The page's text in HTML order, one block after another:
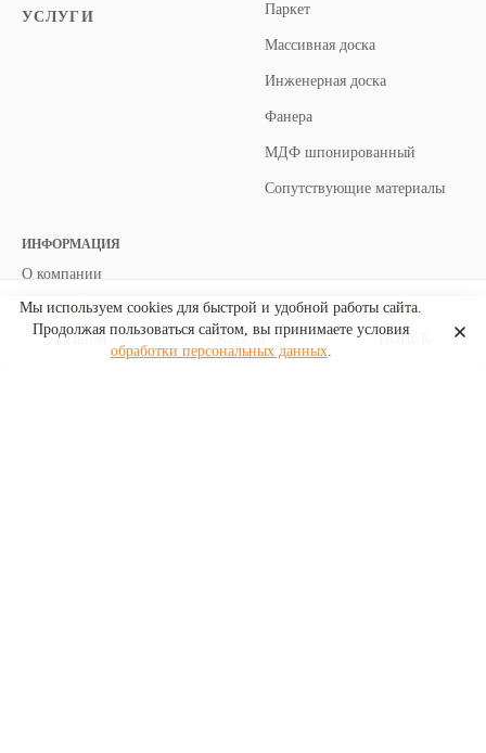
УСЛУГИ Паркет
Массивная доска
Инженерная доска
Фанера
МДФ шпонированный
Сопутствующие материалы
ИНФОРМАЦИЯ
О компании
Контакты
Политика обработки
Мы используем cookies для быстрой и удобной работы сайта.
Продолжая пользоваться сайтом, вы принимаете условия
обработки персональных данных.
Главная Каталог ПОИСК